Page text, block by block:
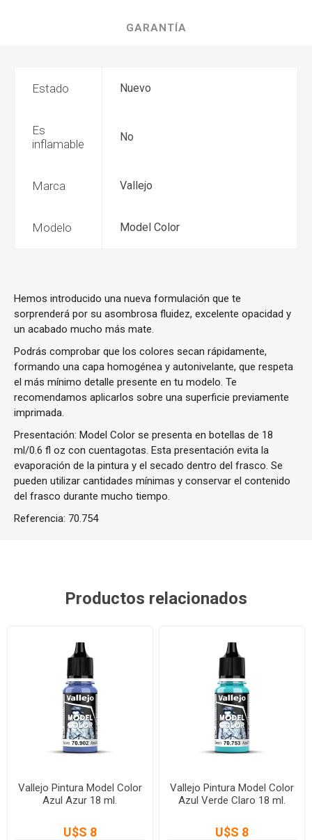
GARANTÍA
Estado Nuevo
Es
inflamable
No
Marca Vallejo
Modelo Model Color
Hemos introducido una nueva formulación que te
sorprenderá por su asombrosa fluidez, excelente opacidad y
un acabado mucho más mate.
Podrás comprobar que los colores secan rápidamente,
formando una capa homogénea y autonivelante, que respeta
el más mínimo detalle presente en tu modelo. Te
recomendamos aplicarlos sobre una superficie previamente
imprimada.
Presentación: Model Color se presenta en botellas de 18
ml/0.6 fl oz con cuentagotas. Esta presentación evita la
evaporación de la pintura y el secado dentro del frasco. Se
pueden utilizar cantidades mínimas y conservar el contenido
del frasco durante mucho tiempo.
Referencia: 70.754
Productos relacionados
Vallejo Pintura Model Color
Azul Azur 18 ml.
U$S 8
Vallejo Pintura Model Color
Azul Verde Claro 18 ml.
U$S 8